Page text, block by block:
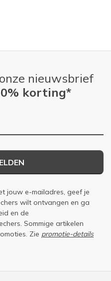
nieuwsbrief
korting*
jouw e-mailadres, geef je
wilt ontvangen en ga
en de
Sommige artikelen
Zie promotie-details